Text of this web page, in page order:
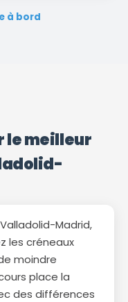
à bord
le meilleur
Madrid,
les créneaux
moindre
place la
des différences